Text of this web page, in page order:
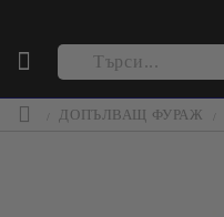
ДОПЪЛВАЩ ФУРАЖ